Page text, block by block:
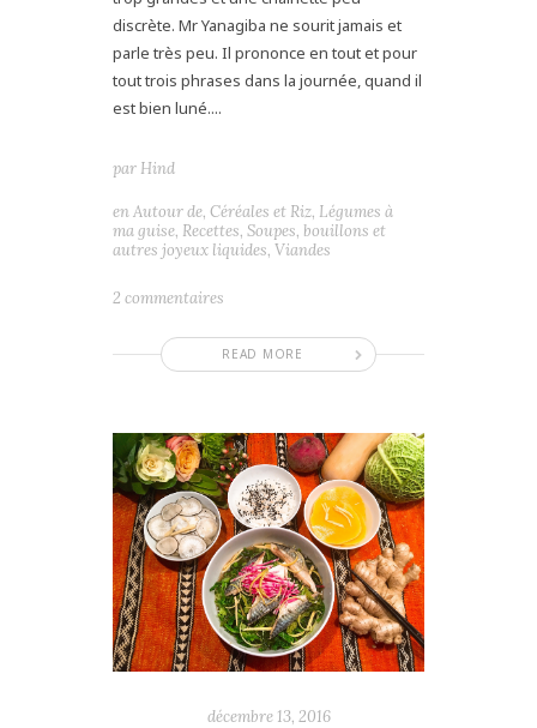
discrète. Mr Yanagiba ne sourit jamais et
parle très peu. Il prononce en tout et pour
tout trois phrases dans la journée, quand il
est bien luné....
READ MORE
par Hind
enAutour de, Céréales et Riz, Légumes à
ma guise, Recettes, Soupes, bouillons et
autres joyeux liquides, Viandes
2 commentaires
décembre 13, 2016